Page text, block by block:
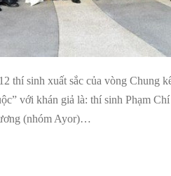
thí sinh xuất sắc của vòng Chung
với khán giả là: thí sinh Phạm
(nhóm Ayor)…